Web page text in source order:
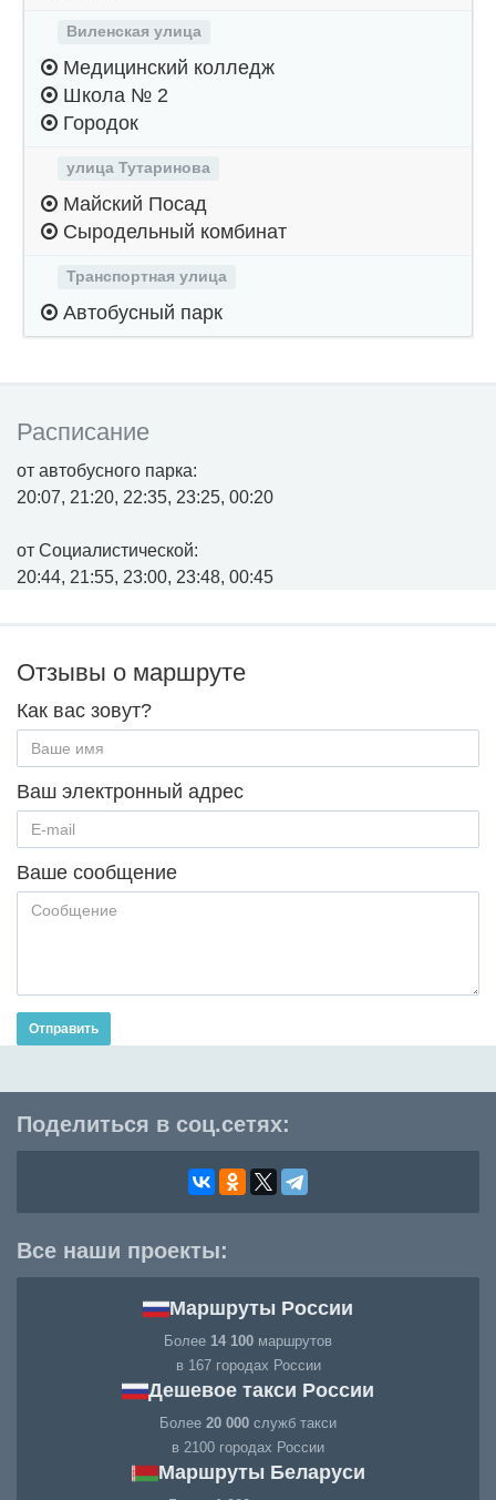
Виленская улица
Медицинский колледж
Школа № 2
Городок
улица Тутаринова
Майский Посад
Сыродельный комбинат
Транспортная улица
Автобусный парк
Расписание
от автобусного парка:
20:07, 21:20, 22:35, 23:25, 00:20
от Социалистической:
20:44, 21:55, 23:00, 23:48, 00:45
Отзывы о маршруте
Как вас зовут?
Ваш электронный адрес
Ваше сообщение
Отправить
Поделиться в соц.сетях:
Все наши проекты:
Маршруты России
Более 14 100 маршрутов
в 167 городах России
Дешевое такси России
Более 20 000 служб такси
в 2100 городах России
Маршруты Беларуси